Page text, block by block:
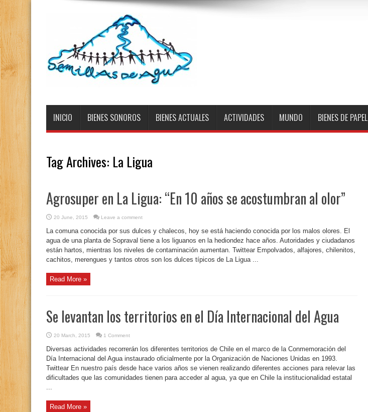
INICIO BIENES SONOROS BIENES ACTUALES ACTIVIDADES MUNDO BIENES DE PAPEL
Tag Archives: La Ligua
Agrosuper en La Ligua: “En 10 años se acostumbran al olor”
20 June, 2015 Leave a comment
La comuna conocida por sus dulces y chalecos, hoy se está haciendo conocida por los malos olores. El
agua de una planta de Sopraval tiene a los liguanos en la hediondez hace años. Autoridades y ciudadanos
están hartos, mientras los niveles de contaminación aumentan. Twittear Empolvados, alfajores, chilenitos,
cachitos, merengues y tantos otros son los dulces típicos de La Ligua ...
Read More »
Se levantan los territorios en el Día Internacional del Agua
20 March, 2015 1 Comment
Diversas actividades recorrerán los diferentes territorios de Chile en el marco de la Conmemoración del
Día Internacional del Agua instaurado oficialmente por la Organización de Naciones Unidas en 1993.
Twittear En nuestro país desde hace varios años se vienen realizando diferentes acciones para relevar las
dificultades que las comunidades tienen para acceder al agua, ya que en Chile la institucionalidad estatal
...
Read More »